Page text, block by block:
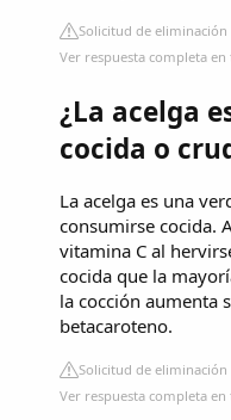
Solicitud de eliminación
Ver respuesta completa
¿La acelga
cocida o
La acelga es una
consumirse cocida.
vitamina C al
cocida que la
la cocción aumenta
betacaroteno.
Solicitud de eliminación
Ver respuesta completa